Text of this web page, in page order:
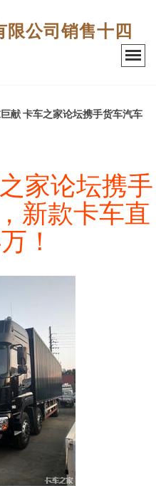
限公司销售十四
献 卡车之家论坛携手货车汽车
家论坛携手
新款卡车直
！